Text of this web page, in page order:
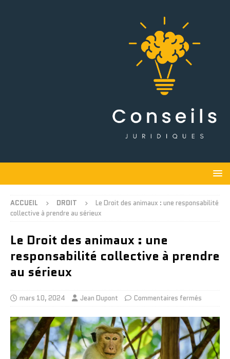
ACCUEIL DROIT
Le Droit des animaux : une responsabilité
collective à prendre au sérieux
Le Droit des animaux : une
responsabilité collective à prendre
au sérieux
mars 10, 2024 Jean Dupont Commentaires fermés